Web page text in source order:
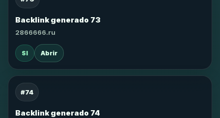
Backlink generado 73
2866666.ru
SI Abrir
#74
Backlink generado 74